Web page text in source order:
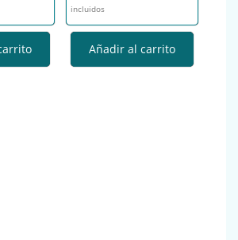
incluidos
Añadir al carrito